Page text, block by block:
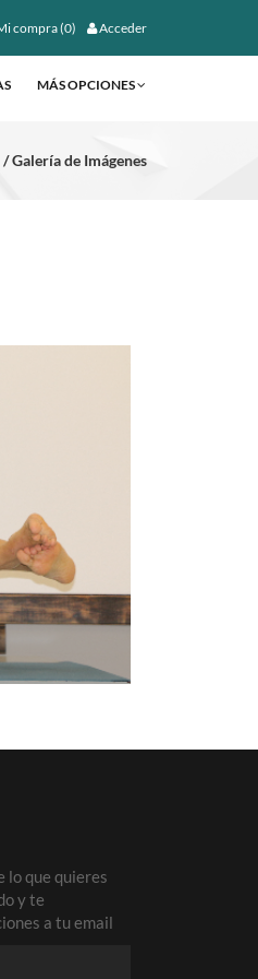
compra (0) Acceder
MÁS OPCIONES
Galería de Imágenes
lo que quieres
y te
a tu email